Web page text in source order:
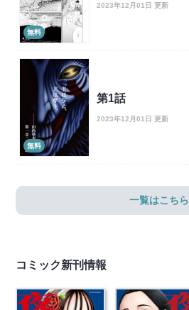
無料
2023年12月01日 更新
無料
第1話
2023年12月01日 更新
一覧はこちら
コミック新刊情報